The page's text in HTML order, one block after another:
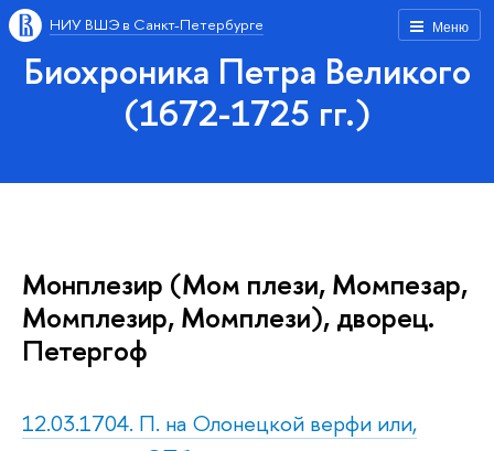
Меню
НИУ ВШЭ в Санкт-Петербурге
Биохроника Петра Великого
(1672-1725 гг.)
Монплезир (Мом плези, Момпезар,
Момплезир, Момплези), дворец.
Петергоф
12.03.1704. П. на Олонецкой верфи или,